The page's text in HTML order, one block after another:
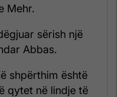
Mehr.
sërish një
Abbas.
shpërthim është
qytet në lindje të